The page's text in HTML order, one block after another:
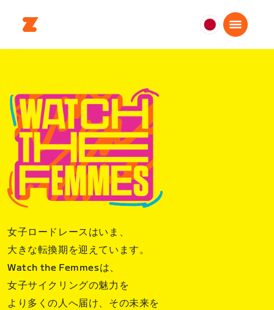
日
本
女子ロードレースはいま、
大きな転換期を迎えています。
Watch the Femmesは、
女子サイクリングの魅力を
より多くの人へ届け、その未来を